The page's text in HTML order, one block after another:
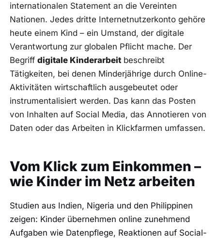
internationalen Statement an die Vereinten
Nationen. Jedes dritte Internetnutzerkonto gehöre
heute einem Kind – ein Umstand, der digitale
Verantwortung zur globalen Pflicht mache. Der
Begriff digitale Kinderarbeit beschreibt
Tätigkeiten, bei denen Minderjährige durch Online-
Aktivitäten wirtschaftlich ausgebeutet oder
instrumentalisiert werden. Das kann das Posten
von Inhalten auf Social Media, das Annotieren von
Daten oder das Arbeiten in Klickfarmen umfassen.
Vom Klick zum Einkommen –
wie Kinder im Netz arbeiten
Studien aus Indien, Nigeria und den Philippinen
zeigen: Kinder übernehmen online zunehmend
Aufgaben wie Datenpflege, Reaktionen auf Social-